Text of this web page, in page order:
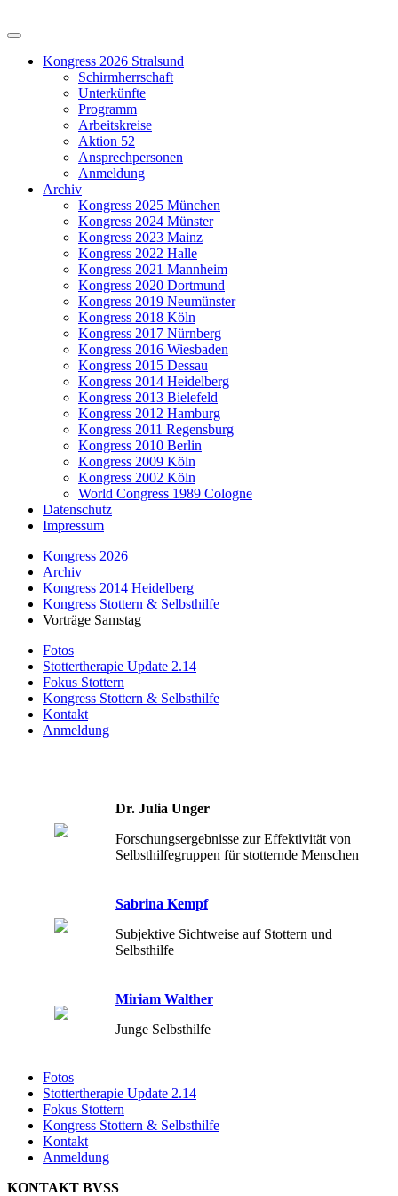
Kongress 2026 Stralsund
Schirmherrschaft
Unterkünfte
Programm
Arbeitskreise
Aktion 52
Ansprechpersonen
Anmeldung
Archiv
Kongress 2025 München
Kongress 2024 Münster
Kongress 2023 Mainz
Kongress 2022 Halle
Kongress 2021 Mannheim
Kongress 2020 Dortmund
Kongress 2019 Neumünster
Kongress 2018 Köln
Kongress 2017 Nürnberg
Kongress 2016 Wiesbaden
Kongress 2015 Dessau
Kongress 2014 Heidelberg
Kongress 2013 Bielefeld
Kongress 2012 Hamburg
Kongress 2011 Regensburg
Kongress 2010 Berlin
Kongress 2009 Köln
Kongress 2002 Köln
World Congress 1989 Cologne
Datenschutz
Impressum
Kongress 2026
Archiv
Kongress 2014 Heidelberg
Kongress Stottern & Selbsthilfe
Vorträge Samstag
Fotos
Stottertherapie Update 2.14
Fokus Stottern
Kongress Stottern & Selbsthilfe
Kontakt
Anmeldung
Dr. Julia Unger
Forschungsergebnisse zur Effektivität von
Selbsthilfegruppen für stotternde Menschen
Sabrina Kempf
Subjektive Sichtweise auf Stottern und
Selbsthilfe
Miriam Walther
Junge Selbsthilfe
Fotos
Stottertherapie Update 2.14
Fokus Stottern
Kongress Stottern & Selbsthilfe
Kontakt
Anmeldung
KONTAKT BVSS